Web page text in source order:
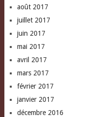
août 2017
juillet 2017
juin 2017
mai 2017
avril 2017
mars 2017
février 2017
janvier 2017
décembre 2016